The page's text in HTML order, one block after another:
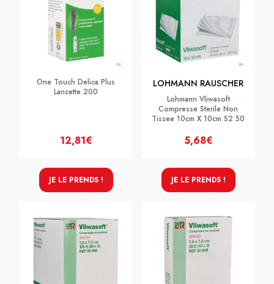
One Touch Delica Plus
Lancette 200
12,81€
JE LE PRENDS !
LOHMANN RAUSCHER
Lohmann Vliwasoft
Compresse Sterile Non
Tissee 10cm X 10cm S2 50
5,68€
JE LE PRENDS !